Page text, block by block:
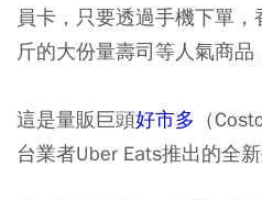
員卡，只要透過手機下單
斤的大份量壽司等人氣商品
這是量販巨頭好市多 （
台業者Uber Eats推出的全新